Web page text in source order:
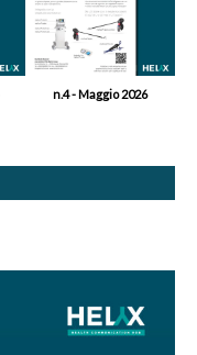
n.4 - Maggio 2026